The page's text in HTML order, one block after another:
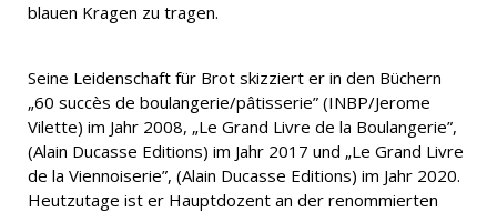
blauen Kragen zu tragen.
Seine Leidenschaft für Brot skizziert er in den Büchern
„60 succès de boulangerie/pâtisserie” (INBP/Jerome
Vilette) im Jahr 2008, „Le Grand Livre de la Boulangerie”,
(Alain Ducasse Editions) im Jahr 2017 und „Le Grand Livre
de la Viennoiserie”, (Alain Ducasse Editions) im Jahr 2020.
Heutzutage ist er Hauptdozent an der renommierten